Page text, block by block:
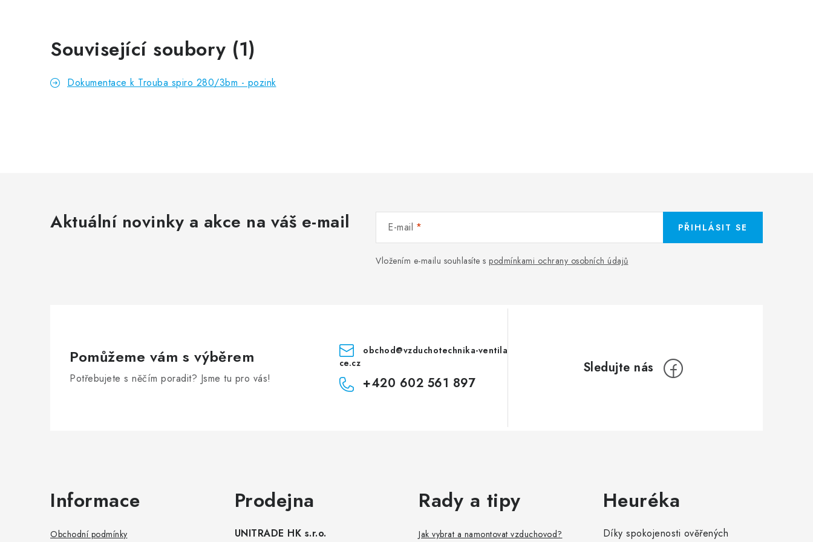
Související soubory (1)
Dokumentace k Trouba spiro 280/3bm - pozink
Aktuální novinky a akce na váš e-mail E-mail
Vložením e-mailu souhlasíte s podmínkami ochrany osobních údajů
PŘIHLÁSIT SE
Pomůžeme vám s výběrem
Potřebujete s něčím poradit? Jsme tu pro vás!
obchod@vzduchotechnika-ventila
ce.cz
+420 602 561 897
Informace
Obchodní podmínky
Prodejna
UNITRADE HK s.r.o.
Rady a tipy
Jak vybrat a namontovat vzduchovod?
Heuréka
Díky spokojenosti ověřených